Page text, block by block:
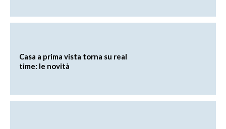
Casa a prima vista torna su real
time: le novità